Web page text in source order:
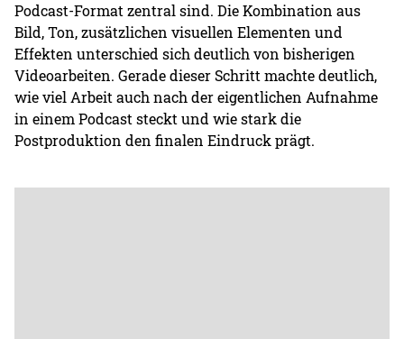
Podcast-Format zentral sind. Die Kombination aus
Bild, Ton, zusätzlichen visuellen Elementen und
Effekten unterschied sich deutlich von bisherigen
Videoarbeiten. Gerade dieser Schritt machte deutlich,
wie viel Arbeit auch nach der eigentlichen Aufnahme
in einem Podcast steckt und wie stark die
Postproduktion den finalen Eindruck prägt.